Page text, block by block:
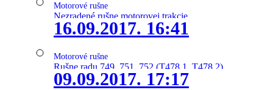
Motorové rušne
Nezradené rušne motorovej trakcie
16.09.2017. 16:41
Motorové rušne
Rušne radu 749, 751, 752 (T478.1, T478.2)
09.09.2017. 17:17